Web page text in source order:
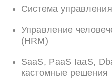
Система
Управление
(HRM)
SaaS, PaaS IaaS,
кастомные решения